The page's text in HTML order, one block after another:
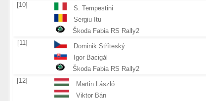
[10]
S. Tempestini
Sergiu Itu
Škoda Fabia RS Rally2
[11]
Dominik Stříteský
Igor Bacigál
Škoda Fabia RS Rally2
[12]
Martin László
Viktor Bán